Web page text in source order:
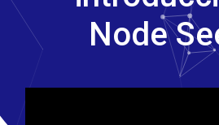
Node